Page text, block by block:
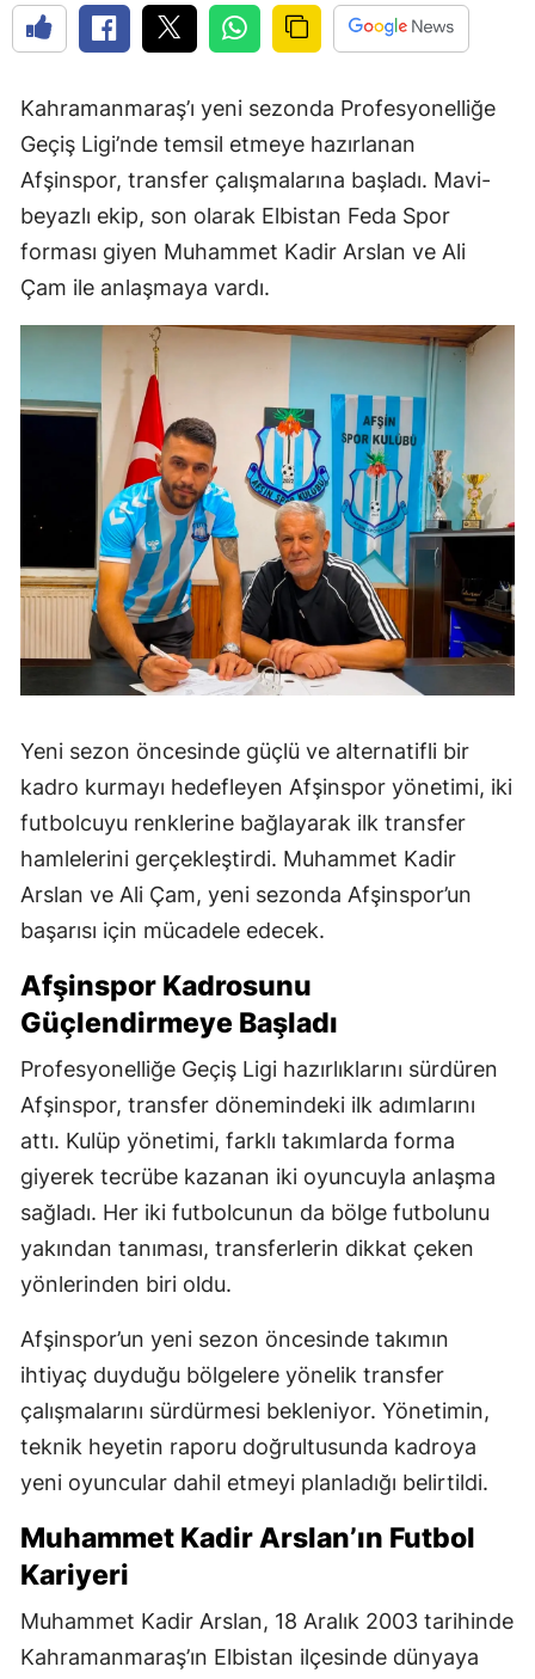
Kahramanmaraş’ı yeni sezonda Profesyonelliğe
Geçiş Ligi’nde temsil etmeye hazırlanan
Afşinspor, transfer çalışmalarına başladı. Mavi-
beyazlı ekip, son olarak Elbistan Feda Spor
forması giyen Muhammet Kadir Arslan ve Ali
Çam ile anlaşmaya vardı.
Yeni sezon öncesinde güçlü ve alternatifli bir
kadro kurmayı hedefleyen Afşinspor yönetimi, iki
futbolcuyu renklerine bağlayarak ilk transfer
hamlelerini gerçekleştirdi. Muhammet Kadir
Arslan ve Ali Çam, yeni sezonda Afşinspor’un
başarısı için mücadele edecek.
Afşinspor Kadrosunu
Güçlendirmeye Başladı
Profesyonelliğe Geçiş Ligi hazırlıklarını sürdüren
Afşinspor, transfer dönemindeki ilk adımlarını
attı. Kulüp yönetimi, farklı takımlarda forma
giyerek tecrübe kazanan iki oyuncuyla anlaşma
sağladı. Her iki futbolcunun da bölge futbolunu
yakından tanıması, transferlerin dikkat çeken
yönlerinden biri oldu.
Afşinspor’un yeni sezon öncesinde takımın
ihtiyaç duyduğu bölgelere yönelik transfer
çalışmalarını sürdürmesi bekleniyor. Yönetimin,
teknik heyetin raporu doğrultusunda kadroya
yeni oyuncular dahil etmeyi planladığı belirtildi.
Muhammet Kadir Arslan’ın Futbol
Kariyeri
Muhammet Kadir Arslan, 18 Aralık 2003 tarihinde
Kahramanmaraş’ın Elbistan ilçesinde dünyaya